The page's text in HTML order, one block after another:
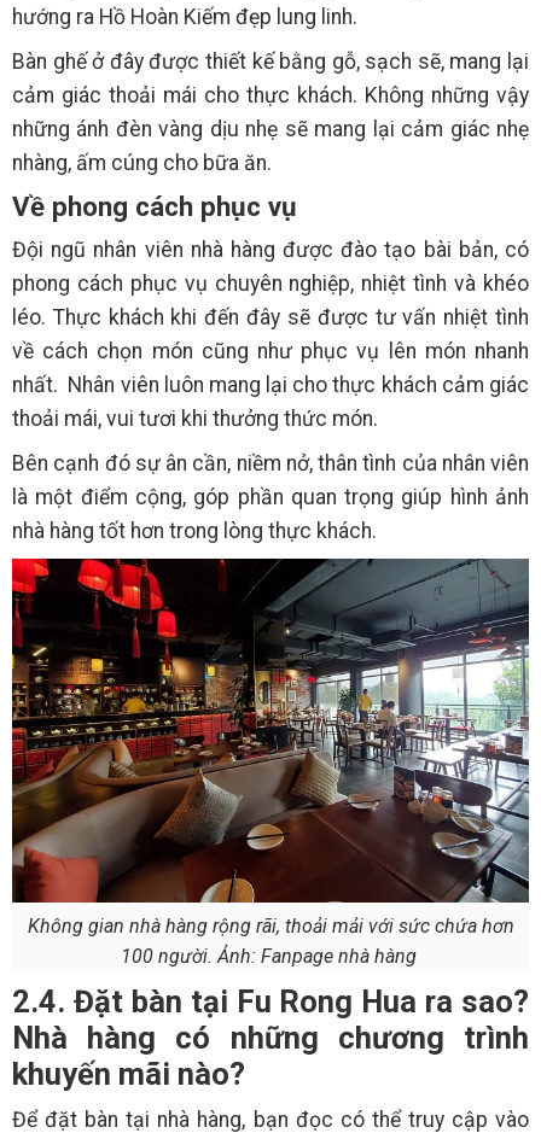
hướng ra Hồ Hoàn Kiếm đẹp lung linh.
Bàn ghế ở đây được thiết kế bằng gỗ, sạch sẽ, mang lại
cảm giác thoải mái cho thực khách. Không những vậy
những ánh đèn vàng dịu nhẹ sẽ mang lại cảm giác nhẹ
nhàng, ấm cúng cho bữa ăn.
Về phong cách phục vụ
Đội ngũ nhân viên nhà hàng được đào tạo bài bản, có
phong cách phục vụ chuyên nghiệp, nhiệt tình và khéo
léo. Thực khách khi đến đây sẽ được tư vấn nhiệt tình
về cách chọn món cũng như phục vụ lên món nhanh
nhất. Nhân viên luôn mang lại cho thực khách cảm giác
thoải mái, vui tươi khi thưởng thức món.
Bên cạnh đó sự ân cần, niềm nở, thân tình của nhân viên
là một điểm cộng, góp phần quan trọng giúp hình ảnh
nhà hàng tốt hơn trong lòng thực khách.
Không gian nhà hàng rộng rãi, thoải mải với sức chứa hơn
100 người. Ảnh: Fanpage nhà hàng
2.4. Đặt bàn tại Fu Rong Hua ra sao?
Nhà hàng có những chương trình
khuyến mãi nào?
Để đặt bàn tại nhà hàng, bạn đọc có thể truy cập vào